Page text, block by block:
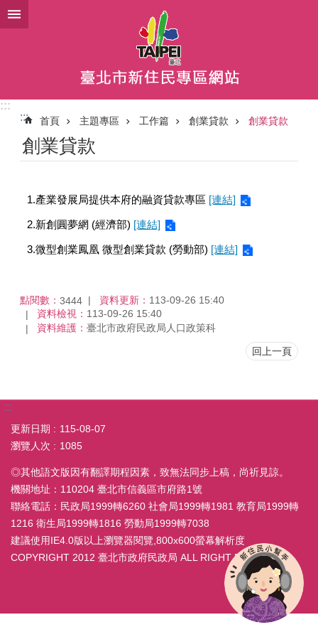
跳到主要內容區塊
:::
:::
首頁 主題專區 工作篇 創業貸款 創業貸款
創業貸款
1.產業發展局提供本府的融資貸款專區 [連結]
2.新創圓夢網 (經濟部) [連結]
3.微型創業鳳凰 微型創業貸款 (勞動部) [連結]
點閱數： 3444 資料更新： 113-09-26 15:40
資料檢視： 113-09-26 15:40
資料維護： 臺北市政府民政局人口政策科
回上一頁
:::
更新日期
115-08-07
瀏覽人次
1085
◎其他語文版因有翻譯期程因素，致無法同步上稿，尚祈見諒。
機關地址：110204 臺北市信義區市府路1號
聯絡電話：民政局1999轉6260 社會局1999轉1981 教育局1999轉
1216 衛生局1999轉1816 勞動局1999轉7038
建議使用IE4.0版以上瀏覽器閱覽,800x600螢幕解析度
COPYRIGHT 2012 臺北市政府民政局 ALL RIGHT RESERVED